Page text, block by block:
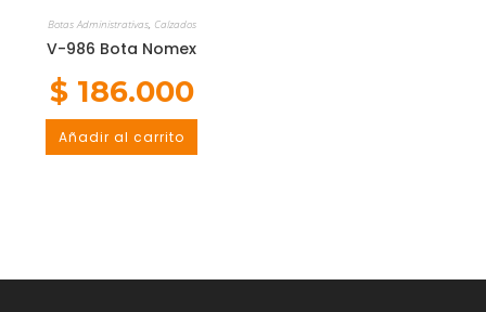
Botas Administrativas, Calzados
V-986 Bota Nomex
$186.000
Añadir al carrito